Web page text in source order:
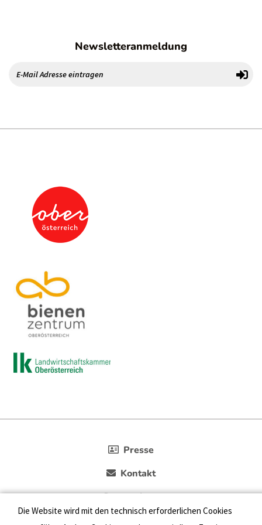
Newsletteranmeldung
Presse
Kontakt
Datenschutz
Die Website wird mit den technisch erforderlichen Cookies